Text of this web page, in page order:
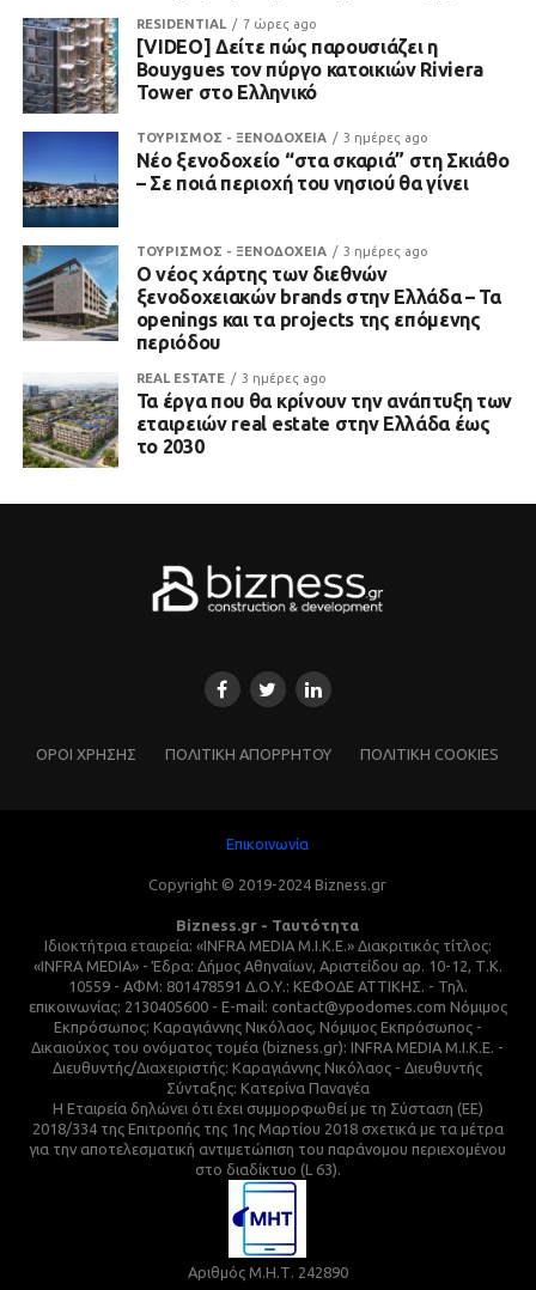
RESIDENTIAL 7 ώρες ago
[VIDEO] Δείτε πώς παρουσιάζει η
Bouygues τον πύργο κατοικιών Riviera
Tower στο Ελληνικό
ΤΟΥΡΙΣΜΟΣ - ΞΕΝΟΔΟΧΕΙΑ 3 ημέρες ago
Νέο ξενοδοχείο “στα σκαριά” στη Σκιάθο
– Σε ποιά περιοχή του νησιού θα γίνει
ΤΟΥΡΙΣΜΟΣ - ΞΕΝΟΔΟΧΕΙΑ 3 ημέρες ago
Ο νέος χάρτης των διεθνών
ξενοδοχειακών brands στην Ελλάδα – Τα
openings και τα projects της επόμενης
περιόδου
REAL ESTATE 3 ημέρες ago
Τα έργα που θα κρίνουν την ανάπτυξη των
εταιρειών real estate στην Ελλάδα έως
το 2030
ΌΡΟΙ ΧΡΗΣΗΣ ΠΟΛΙΤΙΚΗ ΑΠΟΡΡΗΤΟΥ ΠΟΛΙΤΙΚΗ COOKIES
Επικοινωνία
Copyright © 2019-2024 Bizness.gr
Bizness.gr - Ταυτότητα
Ιδιοκτήτρια εταιρεία: «INFRA MEDIA M.I.K.E.» Διακριτικός τίτλος:
«INFRA MEDIA» - Έδρα: Δήμος Αθηναίων, Αριστείδου αρ. 10-12, Τ.Κ.
10559 - ΑΦΜ: 801478591 Δ.Ο.Υ.: ΚΕΦΟΔΕ ΑΤΤΙΚΗΣ. - Τηλ.
επικοινωνίας: 2130405600 - E-mail: contact@ypodomes.com Νόμιμος
Εκπρόσωπος: Καραγιάννης Νικόλαος, Νόμιμος Εκπρόσωπος -
Δικαιούχος του ονόματος τομέα (bizness.gr): INFRA MEDIA M.I.K.E. -
Διευθυντής/Διαχειριστής: Καραγιάννης Νικόλαος - Διευθυντής
Σύνταξης: Κατερίνα Παναγέα
Η Εταιρεία δηλώνει ότι έχει συμμορφωθεί με τη Σύσταση (ΕΕ)
2018/334 της Επιτροπής της 1ης Μαρτίου 2018 σχετικά με τα μέτρα
για την αποτελεσματική αντιμετώπιση του παράνομου περιεχομένου
στο διαδίκτυο (L 63).
Αριθμός Μ.Η.Τ. 242890